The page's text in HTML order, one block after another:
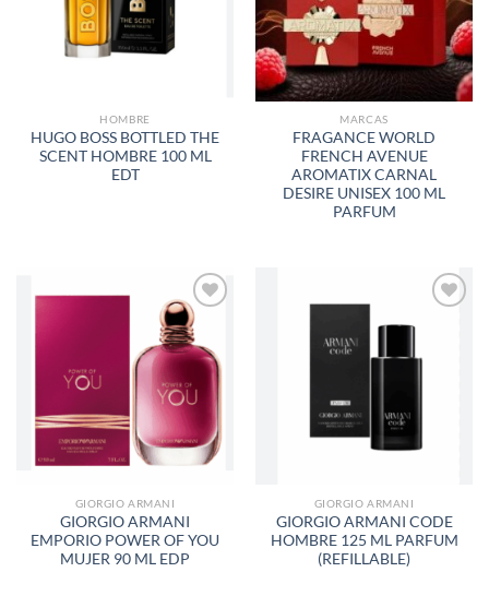
DESEOS
HOMBRE
HUGO BOSS BOTTLED THE
SCENT HOMBRE 100 ML
EDT
DESEOS
MARCAS
FRAGANCE WORLD
FRENCH AVENUE
AROMATIX CARNAL
DESIRE UNISEX 100 ML
PARFUM
AÑADIR
A LA
LISTA
DE
DESEOS
GIORGIO ARMANI
GIORGIO ARMANI
EMPORIO POWER OF YOU
MUJER 90 ML EDP
AÑADIR
LISTA
GIORGIO ARMANI
GIORGIO ARMANI CODE
HOMBRE 125 ML PARFUM
(REFILLABLE)